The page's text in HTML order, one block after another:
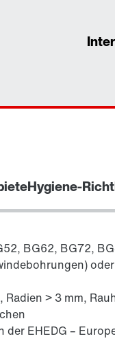
Mehr
Zur
Hygiene-
BG62, BG72,
> 3 mm,
EHEDG –